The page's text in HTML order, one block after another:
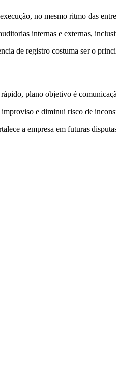
no mesmo ritmo das
internas e externas,
de registro costuma ser o
plano objetivo é
e diminui risco de
a empresa em futuras